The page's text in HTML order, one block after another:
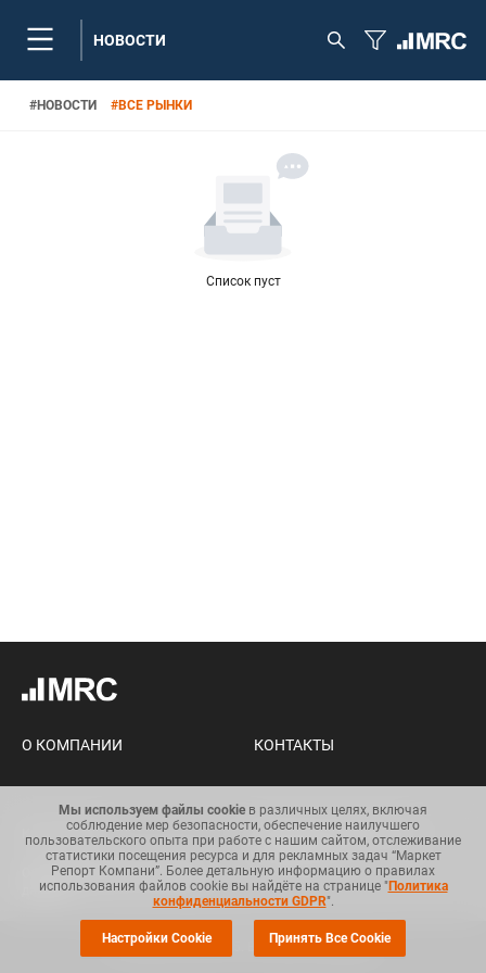
НОВОСТИ
#НОВОСТИ #ВСЕ РЫНКИ
Список пуст
О КОМПАНИИ КОНТАКТЫ
Карта сайта
Условия использования
информации
Общий регламент по защите
данных
© Copyright 2008-2025. Все права защищены.
Мы используем файлы cookie в различных целях, включая
соблюдение мер безопасности, обеспечение наилучшего
пользовательского опыта при работе с нашим сайтом, отслеживание
статистики посещения ресурса и для рекламных задач “Маркет
Репорт Компани”. Более детальную информацию о правилах
использования файлов cookie вы найдёте на странице " Политика
конфиденциальности GDPR".
Настройки Cookie Принять Все Cookie